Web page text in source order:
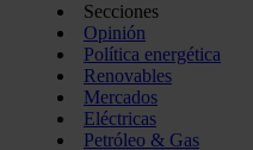
Secciones
Opinión
Política energética
Renovables
Mercados
Eléctricas
Petróleo & Gas